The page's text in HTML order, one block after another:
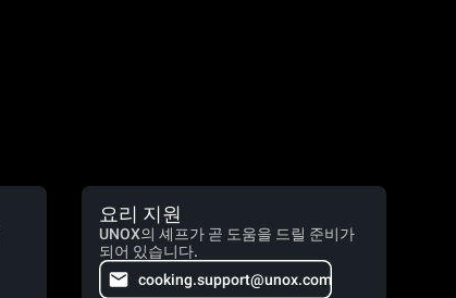
요리 지원
UNOX의 셰프가 곧 도움을 드릴 준비가
되어 있습니다.
cooking.support@unox.com